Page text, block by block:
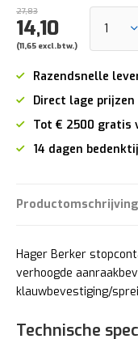
27,83
14,10
(11,65 excl.btw.)
Razendsnelle
Direct lage prijzen
Tot € 2500 gratis
14 dagen
Productomschrijving
Hager Berker
verhoogde
klauwbevestiging/
Technische